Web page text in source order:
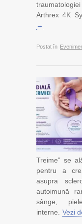
Arthrex 4K
→
Postat în
Treime” se
pentru a
asupra
autoimună
sânge,
interne.
Vezi